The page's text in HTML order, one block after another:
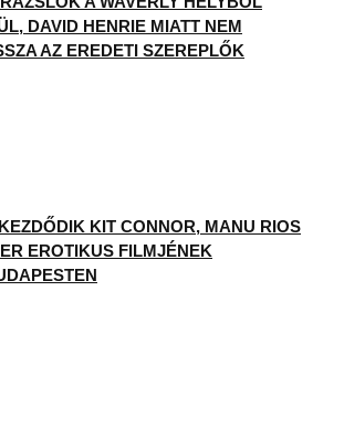
DAVID HENRIE MIATT NEM
AZ EREDETI SZEREPLŐK
KIT CONNOR, MANU RIOS
EROTIKUS FILMJÉNEK